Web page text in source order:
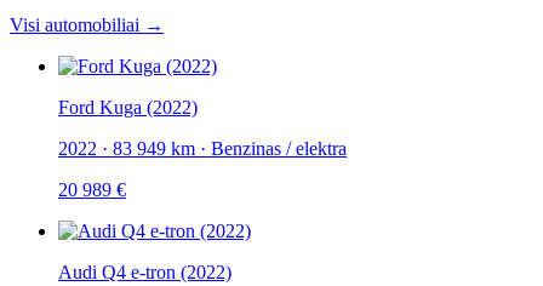
Visi automobiliai →
Ford Kuga (2022)
2022 · 83 949 km · Benzinas / elektra
20 989 €
Audi Q4 e-tron (2022)